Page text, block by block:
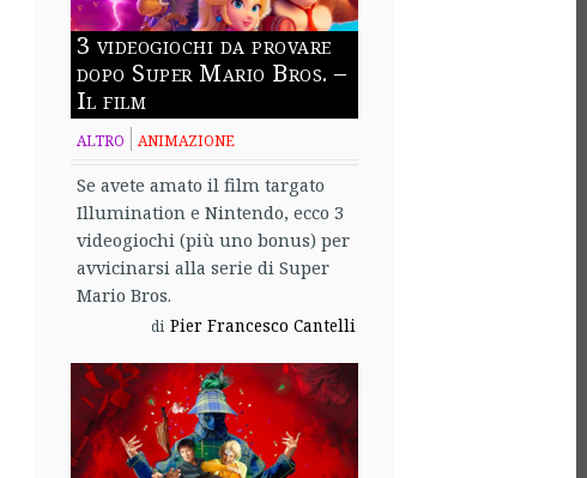
3 videogiochi da provare
dopo Super Mario Bros. –
Il film
ALTRO ANIMAZIONE
Se avete amato il film targato
Illumination e Nintendo, ecco 3
videogiochi (più uno bonus) per
avvicinarsi alla serie di Super
Mario Bros.
di Pier Francesco Cantelli